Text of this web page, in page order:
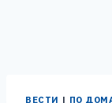
ВЕСТИ | ПО